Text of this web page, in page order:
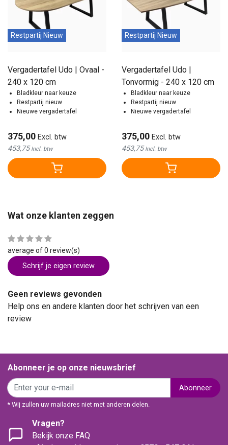
Restpartij Nieuw
Vergadertafel Udo | Ovaal -
240 x 120 cm
Bladkleur naar keuze
Restpartij nieuw
Nieuwe vergadertafel
375,00 Excl. btw
453,75Incl. btw
Restpartij Nieuw
Vergadertafel Udo |
Tonvormig - 240 x 120 cm
Bladkleur naar keuze
Restpartij nieuw
Nieuwe vergadertafel
375,00 Excl. btw
453,75Incl. btw
Wat onze klanten zeggen
average of 0 review(s)
Schrijf je eigen review
Geen reviews gevonden
Help ons en andere klanten door het schrijven van een
review
Abonneer je op onze nieuwsbrief
Abonneer
* Wij zullen uw mailadres niet met anderen delen.
Vragen?
Bekijk onze FAQ